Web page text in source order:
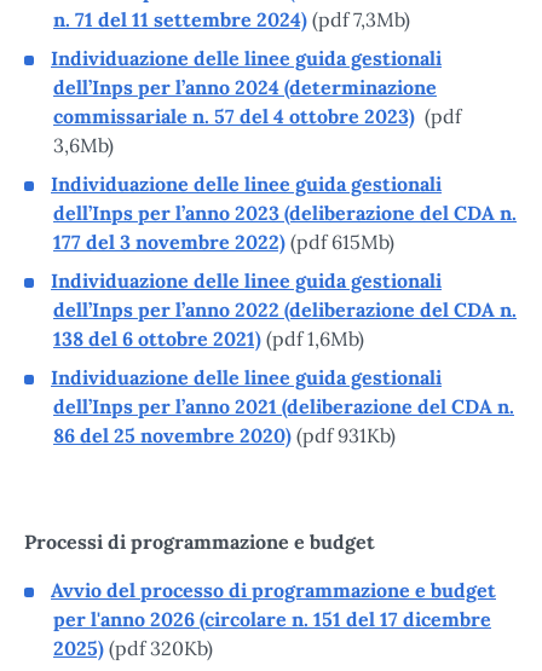
n. 71 del 11 settembre 2024) (pdf 7,3Mb)
Individuazione delle linee guida gestionali
dell’Inps per l’anno 2024 (determinazione
commissariale n. 57 del 4 ottobre 2023) (pdf
3,6Mb)
Individuazione delle linee guida gestionali
dell’Inps per l’anno 2023 (deliberazione del CDA n.
177 del 3 novembre 2022) (pdf 615Mb)
Individuazione delle linee guida gestionali
dell’Inps per l’anno 2022 (deliberazione del CDA n.
138 del 6 ottobre 2021) (pdf 1,6Mb)
Individuazione delle linee guida gestionali
dell’Inps per l’anno 2021 (deliberazione del CDA n.
86 del 25 novembre 2020) (pdf 931Kb)
Processi di programmazione e budget
Avvio del processo di programmazione e budget
per l'anno 2026 (circolare n. 151 del 17 dicembre
2025) (pdf 320Kb)